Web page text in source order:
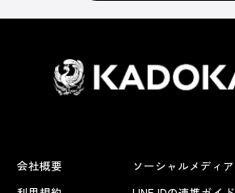
会社概要
ソーシャルメディア